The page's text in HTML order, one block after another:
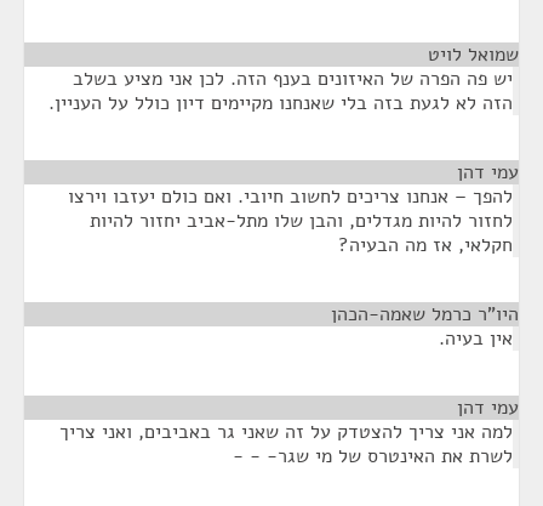
שמואל לויט
יש פה הפרה של האיזונים בענף הזה. לכן אני מציע בשלב
הזה לא לגעת בזה בלי שאנחנו מקיימים דיון כולל על העניין.
עמי דהן
להפך – אנחנו צריכים לחשוב חיובי. ואם כולם יעזבו וירצו
לחזור להיות מגדלים, והבן שלו מתל-אביב יחזור להיות
חקלאי, אז מה הבעיה?
היו"ר כרמל שאמה-הכהן
אין בעיה.
עמי דהן
למה אני צריך להצטדק על זה שאני גר באביבים, ואני צריך
לשרת את האינטרס של מי שגר- - -